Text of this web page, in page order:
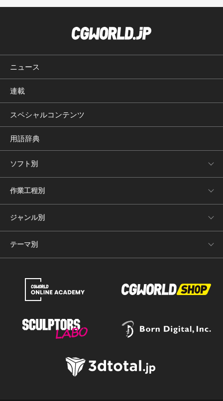
ニュース
連載
スペシャルコンテンツ
用語辞典
ソフト別
作業工程別
ジャンル別
テーマ別